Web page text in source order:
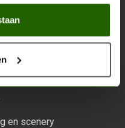
laatste acties
en scenery